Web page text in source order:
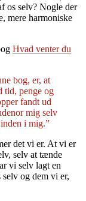
os selv? Nogle der
mere harmoniske
Hvad venter du
bog, er, at
tid, penge og
fandt ud
mig selv
i mig.”
det vi er. At vi er
selv at tænde
vi selv lagt en
og dem vi er,